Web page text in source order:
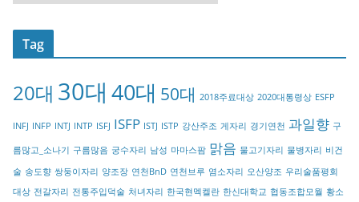
a
t
o
y
Tag
20대 30대 40대 50대 2018주료대상 2020대통령상 ESFP
INFJ INFP INTJ INTP ISFJ ISFP ISTJ ISTP 강산주조 게자리 경기연천 과일향 구
름많고_소나기 구름많음 궁수자리 남성 마마스팜 맑음 물고기자리 물병자리 비건
술 송도향 쌍둥이자리 양조장 연천BnD 연천브루 염소자리 오산양조 우리술품평회
대상 전갈자리 전통주입덕술 처녀자리 한국현멕켈란 한신대학교 협동조합모월 황소